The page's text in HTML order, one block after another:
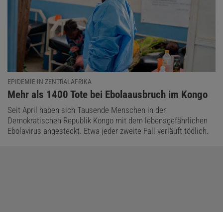
EPIDEMIE IN ZENTRALAFRIKA
:
Mehr als 1400 Tote bei Ebolaausbruch im Kongo
Seit April haben sich Tausende Menschen in der
Demokratischen Republik Kongo mit dem lebensgefährlichen
Ebolavirus angesteckt. Etwa jeder zweite Fall verläuft tödlich.